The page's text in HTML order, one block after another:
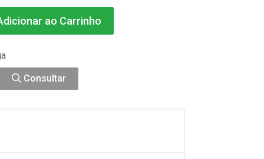
ao Carrinho
Consultar